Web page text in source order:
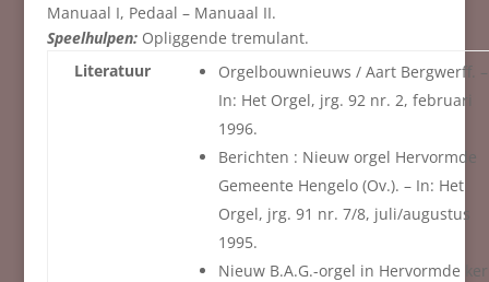
Manuaal I, Pedaal – Manuaal II.
Speelhulpen:Opliggende tremulant.
Literatuur
Orgelbouwnieuws / Aart Bergwerff. –
In: Het Orgel, jrg. 92 nr. 2, februari
1996.
Berichten : Nieuw orgel Hervormde
Gemeente Hengelo (Ov.). – In: Het
Orgel, jrg. 91 nr. 7/8, juli/augustus
1995.
Nieuw B.A.G.-orgel in Hervormde